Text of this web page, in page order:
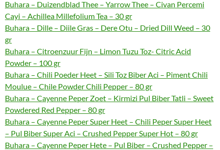
Buhara – Duizendblad Thee – Yarrow Thee – Civan Percemi
Cayi – Achillea Millefolium Tea – 30 gr
Buhara – Dille – Diile Gras – Dere Otu – Dried Dill Weed – 30
gr
Buhara – Citroenzuur Fijn – Limon Tuzu Toz- Citric Acid
Powder – 100 gr
Buhara – Chili Poeder Heet – Sili Toz Biber Aci – Piment Chili
Moulue – Chile Powder Chili Pepper – 80 gr
Buhara – Cayenne Peper Zoet – Kirmizi Pul Biber Tatli – Sweet
Powdered Red Pepper – 80 gr
Buhara – Cayenne Peper Super Heet – Chili Peper Super Heet
– Pul Biber Super Aci – Crushed Pepper Super Hot – 80 gr
Buhara – Cayenne Peper Hete – Pul Biber – Crushed Pepper –